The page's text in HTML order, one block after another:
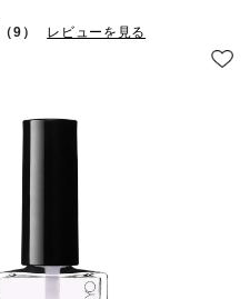
（9） レビューを見る